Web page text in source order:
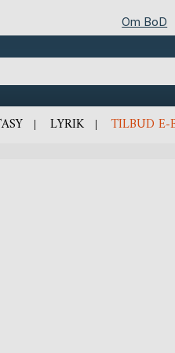
Om BoD
LYRIK TILBUD E-